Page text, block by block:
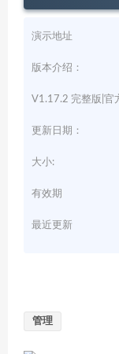
演示地址
版本介绍：
V1.17.2 完整版|官
更新日期：
大小:
有效期
最近更新
管理